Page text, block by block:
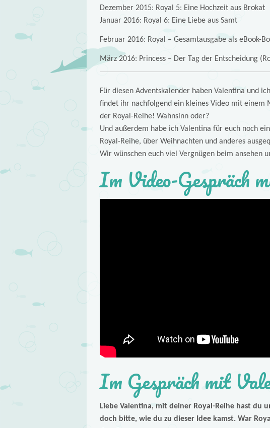
Dezember 2015: Royal 5: Eine Hochzeit aus Brokat
Januar 2016: Royal 6: Eine Liebe aus Samt
Februar 2016: Royal – Gesamtausgabe als eBook-
März 2016: Princess – Der Tag der Entscheidung
Für diesen Adventskalender haben Valentina und
findet ihr nachfolgend ein kleines Video mit einem
der Royal-Reihe! Wahnsinn oder?
Und außerdem habe ich Valentina für euch noch
Royal-Reihe, über Weihnachten und anderes
Wir wünschen euch viel Vergnügen beim ansehen
Im Video-Gespräch
Im Gespräch mit
Liebe Valentina, mit deiner Royal-Reihe hast du
doch bitte, wie du zu dieser Idee kamst. War